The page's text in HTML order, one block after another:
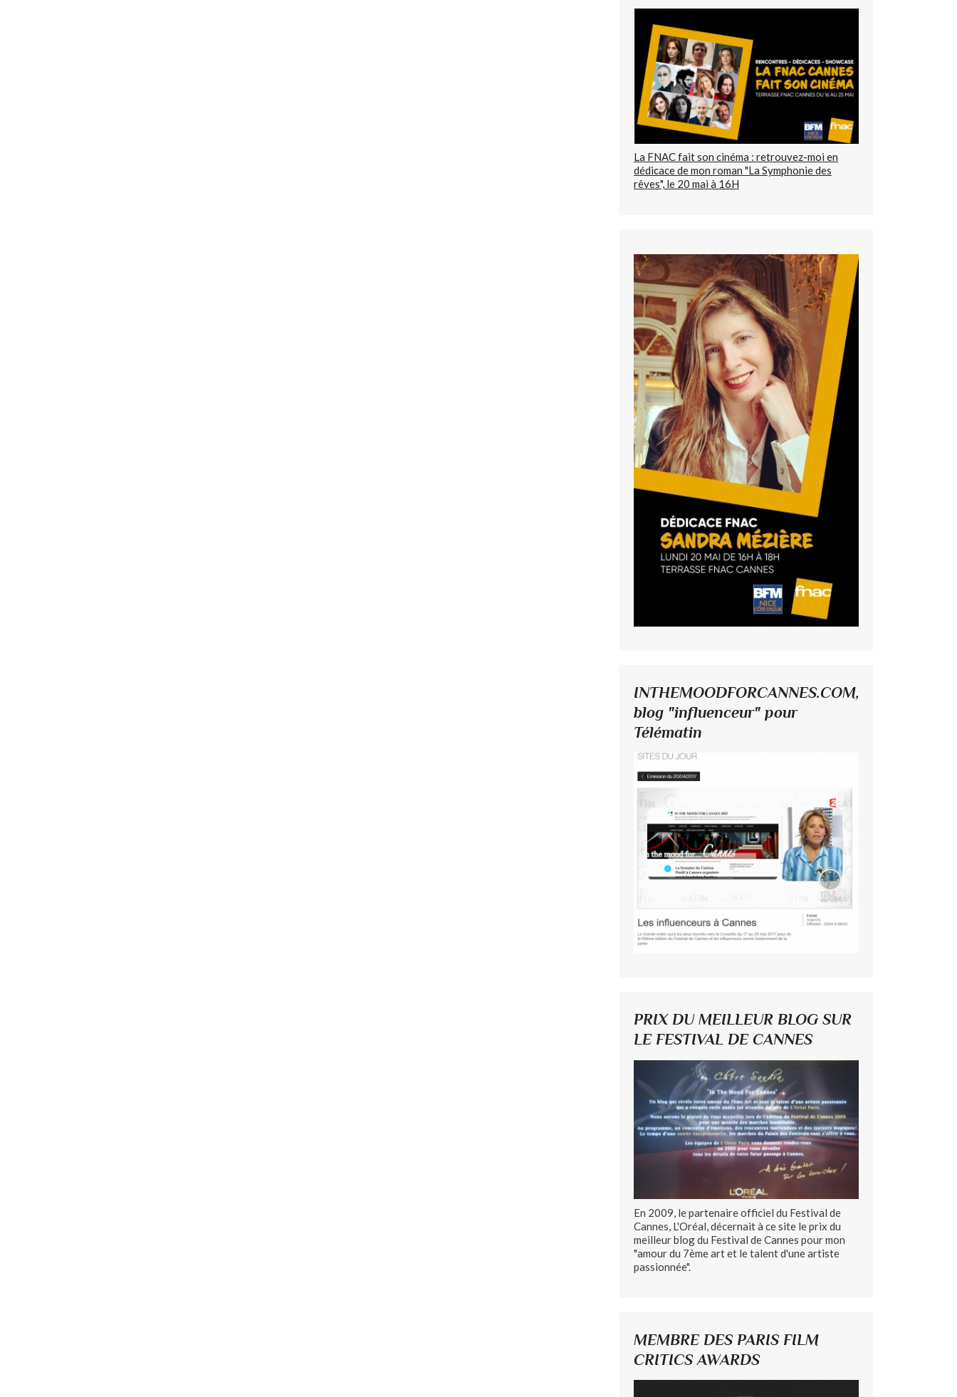
La FNAC fait son cinéma : retrouvez-moi en
dédicace de mon roman "La Symphonie des
rêves", le 20 mai à 16H
INTHEMOODFORCANNES.COM,
blog "influenceur" pour
Télématin
PRIX DU MEILLEUR BLOG SUR
LE FESTIVAL DE CANNES
En 2009, le partenaire officiel du Festival de
Cannes, L'Oréal, décernait à ce site le prix du
meilleur blog du Festival de Cannes pour mon
"amour du 7ème art et le talent d'une artiste
passionnée".
MEMBRE DES PARIS FILM
CRITICS AWARDS